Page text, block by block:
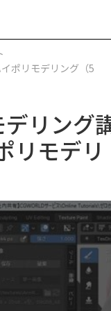
ポリモデリング（5
リング
リモデリ